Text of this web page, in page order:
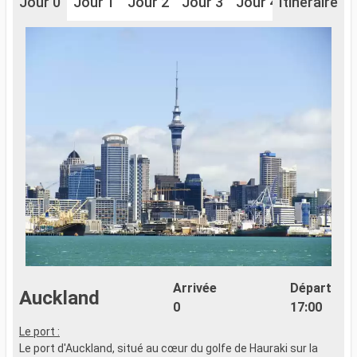
Auckland
Arrivée
0
Départ
17:00
Le port :
Le port d'Auckland, situé au cœur du golfe de Hauraki sur la